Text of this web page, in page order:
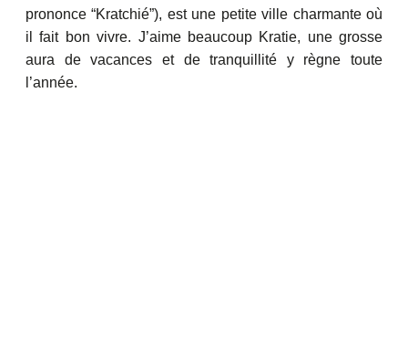
prononce “Kratchié”), est une petite ville charmante où
il fait bon vivre. J’aime beaucoup Kratie, une grosse
aura de vacances et de tranquillité y règne toute
l’année.